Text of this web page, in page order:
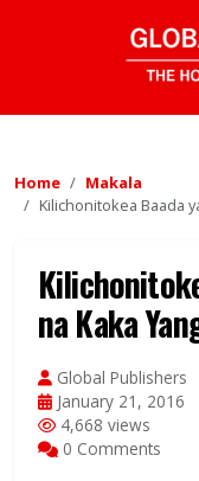
Home
Makala
Kilichonitokea Baada
na Kaka
Global Publishers
January 21, 2016
4,668 views
0 Comments